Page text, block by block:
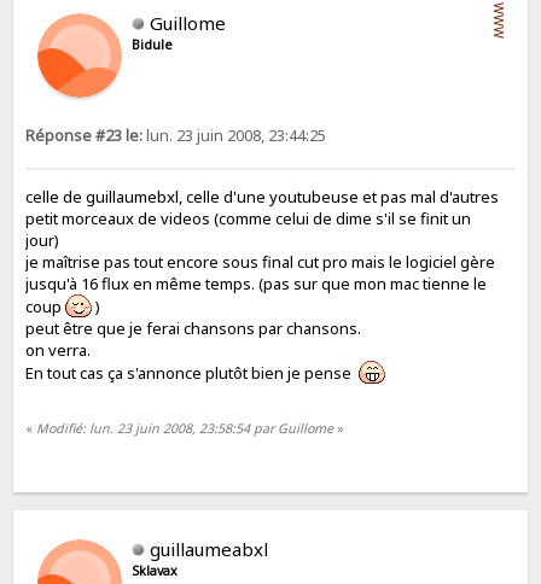
Guillome
Bidule
WWW
Réponse #23 le:lun. 23 juin 2008, 23:44:25
celle de guillaumebxl, celle d'une youtubeuse et pas mal d'autres
petit morceaux de videos (comme celui de dime s'il se finit un
jour)
je maîtrise pas tout encore sous final cut pro mais le logiciel gère
jusqu'à 16 flux en même temps. (pas sur que mon mac tienne le
coup
)
peut être que je ferai chansons par chansons.
on verra.
En tout cas ça s'annonce plutôt bien je pense
« Modifié: lun. 23 juin 2008, 23:58:54 par Guillome»
guillaumeabxl
Sklavax